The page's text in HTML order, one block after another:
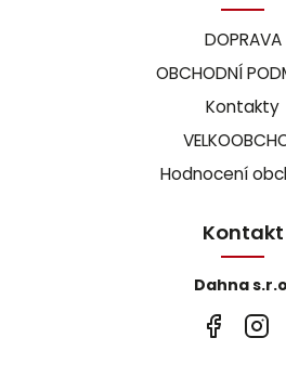
DOPRAVA
OBCHODNÍ
Kontakty
Hodnocení
Kontakt
Dahna